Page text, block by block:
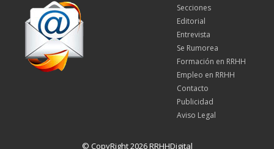
Secciones
Editorial
Entrevista
Se Rumorea
Formación en RRHH
Empleo en RRHH
Contacto
Publicidad
Aviso Legal
© CopyRight 2026 RRHHDigital